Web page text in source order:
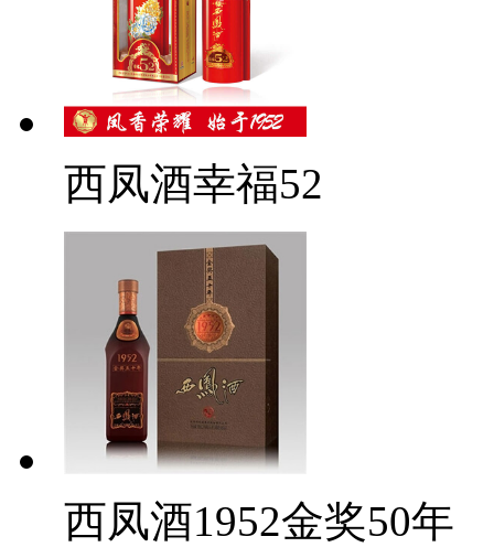
西凤酒幸福52
西凤酒1952金奖50年